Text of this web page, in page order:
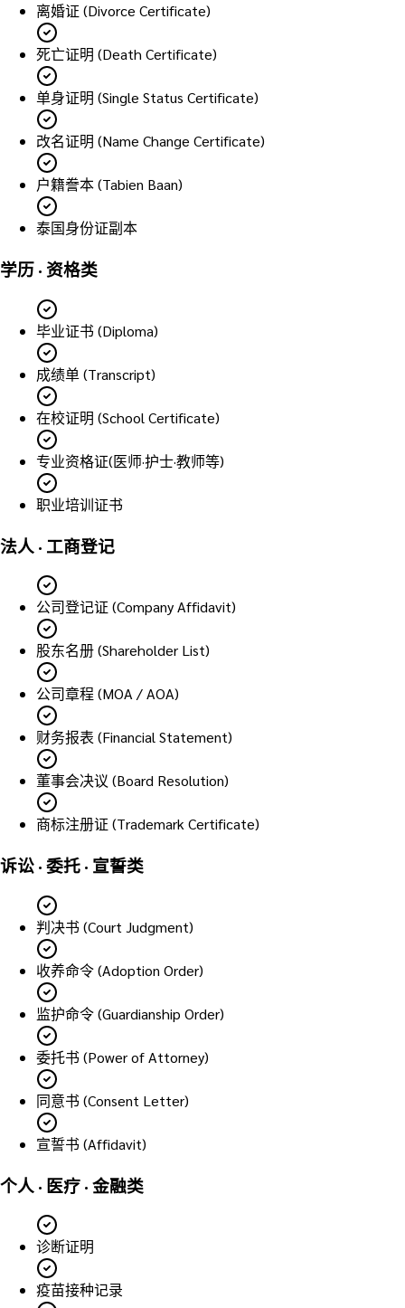
离婚证 (Divorce Certificate)
死亡证明 (Death Certificate)
单身证明 (Single Status Certificate)
改名证明 (Name Change Certificate)
户籍誊本 (Tabien Baan)
泰国身份证副本
学历 · 资格类
毕业证书 (Diploma)
成绩单 (Transcript)
在校证明 (School Certificate)
专业资格证(医师·护士·教师等)
职业培训证书
法人 · 工商登记
公司登记证 (Company Affidavit)
股东名册 (Shareholder List)
公司章程 (MOA / AOA)
财务报表 (Financial Statement)
董事会决议 (Board Resolution)
商标注册证 (Trademark Certificate)
诉讼 · 委托 · 宣誓类
判决书 (Court Judgment)
收养命令 (Adoption Order)
监护命令 (Guardianship Order)
委托书 (Power of Attorney)
同意书 (Consent Letter)
宣誓书 (Affidavit)
个人 · 医疗 · 金融类
诊断证明
疫苗接种记录